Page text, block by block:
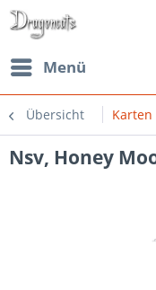
Menü
Übersicht
Nsv, Honey